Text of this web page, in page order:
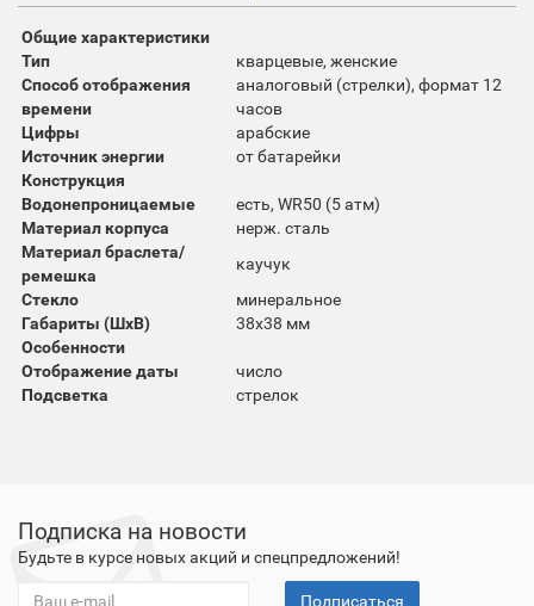
Общие характеристики
Тип
кварцевые, женские
Способ отображения
времени
аналоговый (стрелки), формат 12
часов
Цифры
арабские
Источник энергии
от батарейки
Конструкция
Водонепроницаемые
есть, WR50 (5 атм)
Материал корпуса
нерж. сталь
Материал браслета/
ремешка
каучук
Стекло
минеральное
Габариты (ШхВ)
38x38 мм
Особенности
Отображение даты
число
Подсветка
стрелок
Подписка на новости
Будьте в курсе новых акций и спецпредложений!
Подписаться